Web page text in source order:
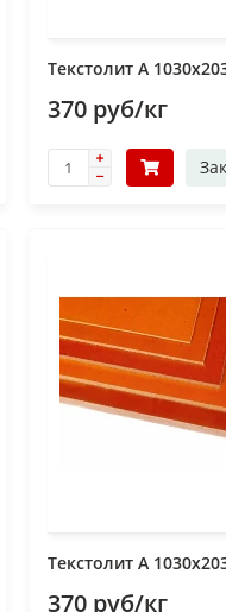
Текстолит А
370 руб/кг
Текстолит А
370 руб/кг